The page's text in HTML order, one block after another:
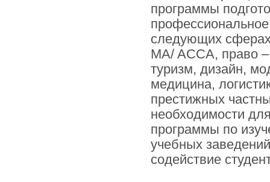
программы
следующих
MA/ ACCA, право
туризм, дизайн,
медицина,
престижных
необходимости
программы по
учебных
содействие